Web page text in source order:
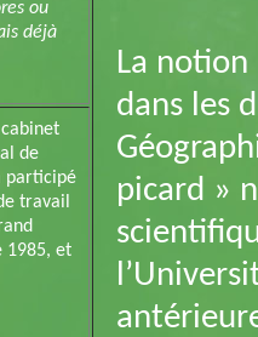
ou
déjà
cabinet
de
participé
travail
1985, et
La
dans les
picard »